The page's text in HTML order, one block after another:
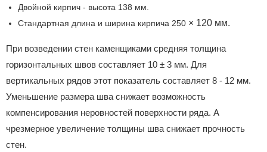
Двойной кирпич - высота 138 мм.
Стандартная длина и ширина кирпича 250 × 120 мм.
При возведении стен каменщиками средняя толщина
горизонтальных швов составляет 10 ± 3 мм. Для
вертикальных рядов этот показатель составляет 8 - 12 мм.
Уменьшение размера шва снижает возможность
компенсирования неровностей поверхности ряда. А
чрезмерное увеличение толщины шва снижает прочность
стен.